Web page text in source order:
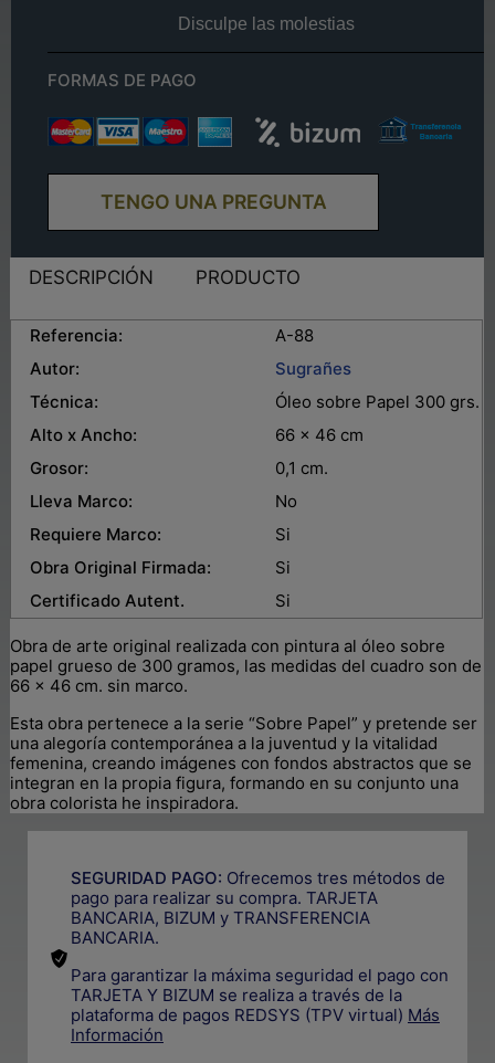
Disculpe las molestias
FORMAS DE PAGO
TENGO UNA PREGUNTA
DESCRIPCIÓN PRODUCTO
Referencia:
A-88
Autor:
Sugrañes
Técnica:
Óleo sobre Papel 300 grs.
Alto x Ancho:
66 x 46 cm
Grosor:
0,1 cm.
Lleva Marco:
No
Requiere Marco:
Si
Obra Original Firmada:
Si
Certificado Autent.
Si
Obra de arte original realizada con pintura al óleo sobre
papel grueso de 300 gramos, las medidas del cuadro son de
66 x 46 cm. sin marco.
Esta obra pertenece a la serie “Sobre Papel” y pretende ser
una alegoría contemporánea a la juventud y la vitalidad
femenina, creando imágenes con fondos abstractos que se
integran en la propia figura, formando en su conjunto una
obra colorista he inspiradora.
SEGURIDAD PAGO: Ofrecemos tres métodos de
pago para realizar su compra. TARJETA
BANCARIA, BIZUM y TRANSFERENCIA
BANCARIA.
Para garantizar la máxima seguridad el pago con
TARJETA Y BIZUM se realiza a través de la
plataforma de pagos REDSYS (TPV virtual) Más
Información